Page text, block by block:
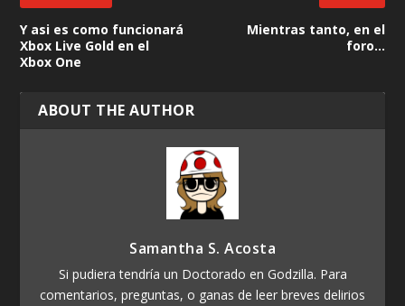
Y asi es como funcionará
Xbox Live Gold en el
Xbox One
Mientras tanto, en el
foro…
ABOUT THE AUTHOR
Samantha S. Acosta
Si pudiera tendría un Doctorado en Godzilla. Para
comentarios, preguntas, o ganas de leer breves delirios